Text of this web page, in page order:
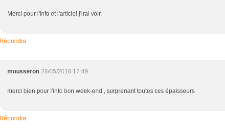
Merci pour l'info et l'article! j'irai voir.
Répondre
mousseron 28/05/2016 17:49
merci bien pour l'info bon week-end , surprenant toutes ces épaisseurs
Répondre